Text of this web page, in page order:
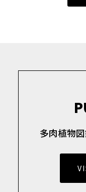
多肉植物